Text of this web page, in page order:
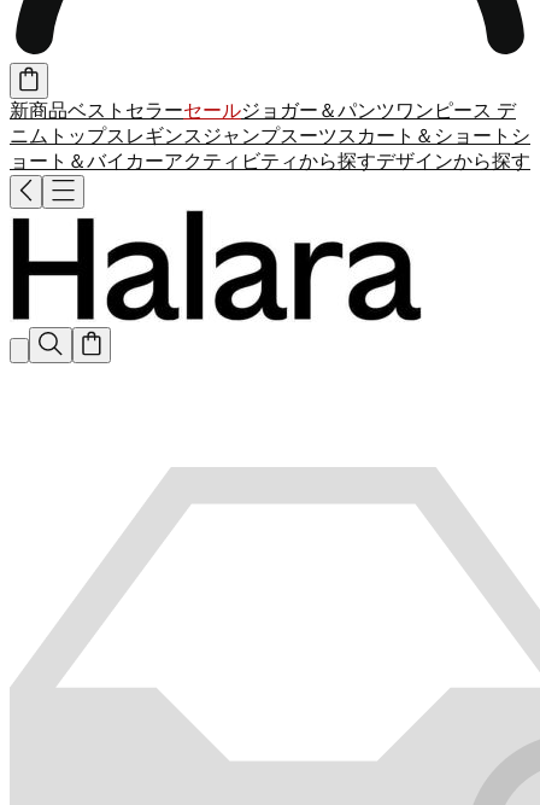
新商品ベストセラーセールジョガー＆パンツワンピース デ
ニム トップス レギンス ジャンプスーツスカート＆ショート シ
ョート＆バイカーアクティビティから探すデザインから探す